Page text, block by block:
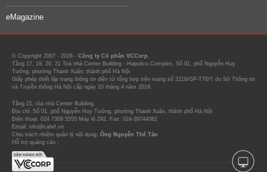
eMagazine
© Copyright 2007 - 2026 - Công ty Cổ phần VCCorp.
Tầng 17, 19, 20, 21 Toà nhà Center Building - Hapulico Complex, Số 01, phố Nguyễn Huy
Tưởng, phường Thanh Xuân, thành phố Hà Nội
Giấy phép thiết lập trang thông tin điện tử tổng hợp trên mạng số 2216/GP-TTĐT do Sở Thông tin
và Truyền thông Hà Nội cấp ngày 10 tháng 4 năm 2019.
Tầng 21, tòa nhà Center Building.
Địa chỉ: Số 01, phố Nguyễn Huy Tưởng, phường Thanh Xuân, thành phố Hà Nội
Điện thoại: 024 7309 5555 Máy lẻ 292. Fax: 024-39744082
Email: info@cafef.vn
Chịu trách nhiệm quản lý nội dung: Ông Nguyễn Thế Tân
Hỗ trợ quảng cáo :